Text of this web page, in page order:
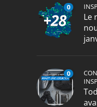
0
Le
0